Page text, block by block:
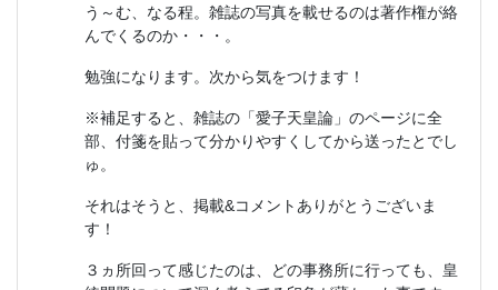
う～む、なる程。雑誌の写真を載せるのは著作権が絡
んでくるのか・・・。
勉強になります。次から気をつけます！
※補足すると、雑誌の「愛子天皇論」のページに全
部、付箋を貼って分かりやすくしてから送ったとでし
ゅ。
それはそうと、掲載&コメントありがとうございま
す！
３ヵ所回って感じたのは、どの事務所に行っても、皇